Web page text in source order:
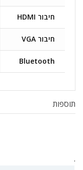
חיבור HDMI
חיבור VGA
Bluetooth
תוספות
.